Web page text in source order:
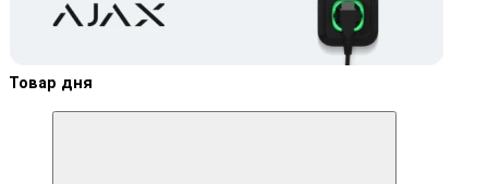
Товар дня